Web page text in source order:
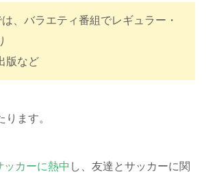
、バラエティ番組でレギュラー・
版など
ます。
ッカーに熱中 し、友達とサッカーに関